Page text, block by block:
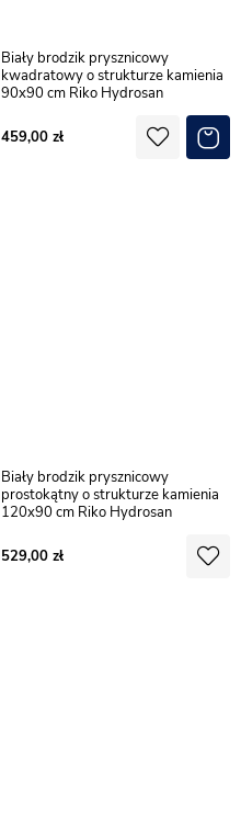
Biały brodzik prysznicowy
kwadratowy o strukturze kamienia
90x90 cm Riko Hydrosan
459,00
Biały brodzik prysznicowy
prostokątny o strukturze kamienia
120x90 cm Riko Hydrosan
529,00